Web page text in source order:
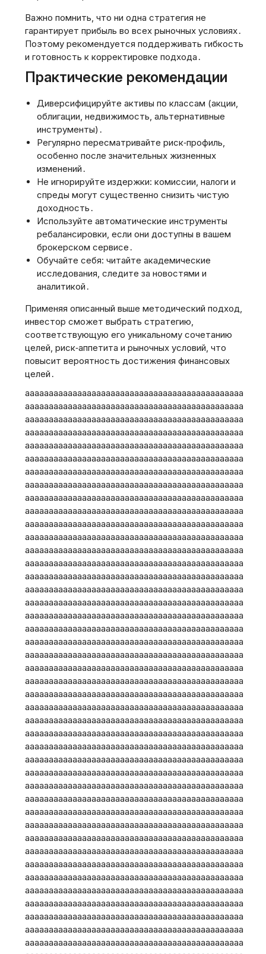
Важно помнить, что ни одна стратегия не
гарантирует прибыль во всех рыночных условиях․
Поэтому рекомендуется поддерживать гибкость
и готовность к корректировке подхода․
Практические рекомендации
Диверсифицируйте активы по классам (акции,
облигации, недвижимость, альтернативные
инструменты)․
Регулярно пересматривайте риск‑профиль,
особенно после значительных жизненных
изменений․
Не игнорируйте издержки: комиссии, налоги и
спреды могут существенно снизить чистую
доходность․
Используйте автоматические инструменты
ребалансировки, если они доступны в вашем
брокерском сервисе․
Обучайте себя: читайте академические
исследования, следите за новостями и
аналитикой․
Применяя описанный выше методический подход,
инвестор сможет выбрать стратегию,
соответствующую его уникальному сочетанию
целей, риск‑аппетита и рыночных условий, что
повысит вероятность достижения финансовых
целей․
aaaaaaaaaaaaaaaaaaaaaaaaaaaaaaaaaaaaaaaaaaaaaaaaaaaaaaaaaaaaaaaaaaaaaaaaaaaaaaaaaaaaaaaaaaaaaaaaaaaaaaaaaaaaaaaaaaaaaaaaaaaaaaaaaaaaaaaaaaaaaaaaaaaaaaaaaaaaaaaaaaaaaaaaaaaaaaaaaaaaaaaaaaaaaaaaaaaaaaaaaaaaaaaaaaaaaaaaaaaaaaaaaaaaaaaaaaaaaaaaaaaaaaaaaaaaaaaaaaaaaaaaaaaaaaaaaaaaaaaaaaaaaaaaaaaaaaaaaaaaaaaaaaaaaaaaaaaaaaaaaaaaaaaaaaaaaaaaaaaaaaaaaaaaaaaaaaaaaaaaaaaaaaaaaaaaaaaaaaaaaaaaaaaaaaaaaaaaaaaaaaaaaaaaaaaaaaaaaaaaaaaaaaaaaaaaaaaaaaaaaaaaaaaaaaaaaaaaaaaaaaaaaaaaaaaaaaaaaaaaaaaaaaaaaaaaaaaaaaaaaaaaaaaaaaaaaaaaaaaaaaaaaaaaaaaaaaaaaaaaaaaaaaaaaaaaaaaaaaaaaaaaaaaaaaaaaaaaaaaaaaaaaaaaaaaaaaaaaaaaaaaaaaaaaaaaaaaaaaaaaaaaaaaaaaaaaaaaaaaaaaaaaaaaaaaaaaaaaaaaaaaaaaaaaaaaaaaaaaaaaaaaaaaaaaaaaaaaaaaaaaaaaaaaaaaaaaaaaaaaaaaaaaaaaaaaaaaaaaaaaaaaaaaaaaaaaaaaaaaaaaaaaaaaaaaaaaaaaaaaaaaaaaaaaaaaaaaaaaaaaaaaaaaaaaaaaaaaaaaaaaaaaaaaaaaaaaaaaaaaaaaaaaaaaaaaaaaaaaaaaaaaaaaaaaaaaaaaaaaaaaaaaaaaaaaaaaaaaaaaaaaaaaaaaaaaaaaaaaaaaaaaaaaaaaaaaaaaaaaaaaaaaaaaaaaaaaaaaaaaaaaaaaaaaaaaaaaaaaaaaaaaaaaaaaaaaaaaaaaaaaaaaaaaaaaaaaaaaaaaaaaaaaaaaaaaaaaaaaaaaaaaaaaaaaaaaaaaaaaaaaaaaaaaaaaaaaaaaaaaaaaaaaaaaaaaaaaaaaaaaaaaaaaaaaaaaaaaaaaaaaaaaaaaaaaaaaaaaaaaaaaaaaaaaaaaaaaaaaaaaaaaaaaaaaaaaaaaaaaaaaaaaaaaaaaaaaaaaaaaaaaaaaaaaaaaaaaaaaaaaaaaaaaaaaaaaaaaaaaaaaaaaaaaaaaaaaaaaaaaaaaaaaaaaaaaaaaaaaaaaaaaaaaaaaaaaaaaaaaaaaaaaaaaaaaaaaaaaaaaaaaaaaaaaaaaaaaaaaaaaaaaaaaaaaaaaaaaaaaaaaaaaaaaaaaaaaaaaaaaaaaaaaaaaaaaaaaaaaaaaaaaaaaaaaaaaaaaaaaaaaaaaaaaaaaaaaaaaaaaaaaaaaaaaaaaaaaaaaaaaaaaaaaaaaaaaaaaaaaaaaaaaaaaaaaaaaaaaaaaaaaaaaaaaaaaaaaaaaaaaaaaaaaaaaaaaaaaaaaaaaaaaaaaaaaaaaaaaaaaaaaaaaaaaaaaaaaaaaaaaaaaaaaaaaaaaaaaaaaaaaaaaaaaaaaaaaaaaaaaaaaaaaaaaaaaaaaaaaaaaaaaaaaaaaaaaaaaaaaaaaaaaaaaaaaaaaaaaaaaaaaaaaaaaaaaaaaaaaaaaaaaaaaaaaaaaaaaaaaaaaaaaaaaaaaaaaaaaaaaaaaaaaaaaaaaaaaaaaaaaaaaaaaaaaaaaaaaaaaaaaaaaaaaaaaaaaaaaaaaaaaaaaaaaaaaaaaaaaaaaaaaaaaaaaaaaaaaaaaaaaaaaaaaaaaaaaaaaaaaaaaaaaaaaaaaaaaaaaaaaaaaaaaaaaaaaaaaaaaaaaaaaaaaaaaaaaaaaaaaaaaaaaaaaaaaaaaaaaaaaaaaaaaaaaaaaaaaaaaaaaaaaaaaaaaaaaaaaaaaaaaaaaaaaaaaaaaaaaaaaaaaaaaaaaaaaaaaaaaaaaaaaaaaaaaaaaaaaaaaaaaaaaaaaaaaaaaaaaaaaaaaaaaaaaaaaaaaaaaaaaaaaaaaaaaaaaaaaaaaaaaaaaaaaaaaaaaaaaaaaaaaaaaaaaaaaaaaaaaaaaaaaaaaaaaaaaaaaaaaaaaaaaaaaaaaaaaaaaaaaaaaaaaaaaaaaaaaaaaaaaaaaaaaaaaaaaaaaaaaaaaaaaaaaaaaaaaaaaaaaaaaaaaaaaaaaaaaaaaaaaaaaaaaaaaaaaaaaaaaaaaaaaaaaaaaaaaaaaaaaaaaaaaaaaaaaaaaaaaaaaaaaaaaaaaaaaaaaaaaaaaaaaaaaaaaaaaaaaaaaaaaaaaaaaaaaaaaaaaaaaaaaaaaaaaaaaaaaaaaaaaaaaaaaaaaaaaaaaaaaaaaaaaaaaaaaaaaaaaaaaaaaaaaaaaaaaaaaaaaaaaaaaaaaaaaaaaaaaaaaaaaaaaaaaaaaaaaaaaaaaaaaaaaaaaaaaaaaaaaaaaaaaaaaaaaaaaaaaaaaaaaaaaaaaaaaaaaaaaaaaaaaaaaaaaaaaaaaaaaaaaaaaaaaaaaaaaaaaaaaaaaaaaaaaaaaaaaaaaaaaaaaaaaaaaaaaaaaaaaaaaaaaaaaaaaaaaaaaaaaaaaaaaaaaaaaaaaaaaaaaaaaaaaaaaaaaaaaaaaaaaaaaaaaaaaaaaaaaaaaaaaaaaaaaaaaaaaaaaaaaaaaaaaaaaaaaaaaaaaaaaaaaaaaaaaaaaaaaaaaaaaaaaaaaaaaaaaaaaaaaaaaaaaaaaaaaaaaaaaaaaaaaaaaaaaaaaaaaaaaaaaaaaaaaaaaaaaaaaaaaaaaaaaaaaaaaaaaaaaaaaaaaaaaaaaaaaaaaaaaaaaaaaaaaaaaaaaaaaaaaaaaaaaaaaaaaaaaaaaaaaaaaaaaaaaaaaaaaaaaaaaaaaaaaaaaaaaaaaaaaaaaaaaaaaaaaaaaaaaaaaaaaaaaaaaaaaaaaaaaaaaaaaaaaaaaaaaaaaaaaaaaaaaaaaaaaaaaaaaaaaaaaaaaaaaaaaaaaaaaaaaaaaaaaaaaaaaaaaaaaaaaaaaaaaaaaaaaaaaaaaaaaaaaaaaaaaaaaaaaaaaaaaaaaaaaaaaaaaaaaaaaaaaaaaaaaaaaaaaaaaaaaaaaaaaaaaaaaaaaaaaaaaaaaaaaaaaaaaaaaaaaaaaaaaaaaaaaaaaaaaaaaaaaaaaaaaaaaaaaaaaaaaaaaaaaaaaaaaaaaaaaaaaaaaaaaaaaaaaaaaaaaaaaaaaaaaaaaaaaaaaaaaaaaaaaaaaaaaaaaaaaaaaaaaaaaaaaaaaaaaaaaaaaaaaaaaaaaaaaaaaaaaaaaaaaaaaaaaaaaaaaaaaaaaaaaaaaaaaaaaaaaaaaaaaaaaaaaaaaaaaaaaaaaaaaaaaaaaaaaaaaaaaaaaaaaaaaaaaaaaaaaaaaaaaaaaaaaaaaaaaaaaaaaaaaaaaaaaaaaaaaaaaaaaaaaaaaaaaaaaaaaaaaaaaaaaaaaaaaaaaaaaaaaaaaaaaaaaaaaaaaaaaaaaaaaaaaaaaaaaaaaaaaaaaaaaaaaaaaaaaaaaaaaaaaaaaaaaaaaaaaaaaaaaaaaaaaaaaaaaaaaaaaaaaaaaaaaaaaaaaaaaaaaaaaaaaaaaaaaaaaaaaaaaaaaaaaaaaaaaaaaaaaaaaaaaaaaaaaaaaaaaaaaaaaaaaaaaaaaaaaaaaaaaaaaaaaaaaaaaaaaaaaaaaaaaaaaaaaaaaaaaaaaaaaaaaaaaaaaaaaaaaaaaaaaaaaaaaaaaaaaaaaaaaaaaaaaaaaaaaaaaaaaaaaaaaaaaaaaaaaaaaaaaaaaaaaaaaaaaaaaaaaaaaaaaaaaaaaaaaaaaaaaaaaaaaaaaaaaaaaaaaaaaaaaaaaaaaaaaaaaaaaaaaaaaaaaaaaaaaaaaaaaaaaaaaaaaaaaaaaaaaaaaaaaaaaaaaaaaaaaaaaaaaaaaaaaaaaaaaaaaaaaaaaaaaaaaaaaaaaaaaaaaaaaaaaaaaaaaaaaaaaaaaaaaaaaaaaaaaaaaaaaaaaaaaaaaaaaaaaaaaaaaaaaaaaaaaaaaaaaaaaaaaaaaaaaaaaaaaaaaaaaaaaaaaaaaaaaaaaaaaaaaaaaaaaaaaaaaaaaaaaaaaaaaaaaaaaaaaaaaaaaaaaaaaaaaaaaaaaaaaaaaaaaaaaaaaaaaaaaaaaaaaaaaaaaaaaaaaaaaaaaaaaaaaaaaaaaaaaaaaaaaaaaaaaaaaaaaaaaaaaaaaaaaaaaaaaaaaaaaaaaaaaaaaaaaaaaaaaaaaaaaaaaaaaaaaaaaaaaaaaaaaaaaaaaaaaaaaaaaaaaaaaaaaaaaaaaaaaaaaaaaaaaaaaaaaaaaaaaaaaaaaaaaaaaaaaaaaaaaaaaaaaaaaaaaaaaaaaaaaaaaaaaaaaaaaaaaaaaaaaaaaaaaaaaaaaaaaaaaaaaaaaaaaaaaaaaaaaaaaaaaaaaaaaaaaaaaaaaaaaaaaaaaaaaaaaaaaaaaaaaaaaaaaaaaaaaaaaaaaaaaaaaaaaaaaaaaaaaaaaaaaaaaaaaaaaaaaaaaaaaaaaaaaaaaaaaaaaaaaaaaaaaaaaaaaaaaaaaaaaaaaaaaaaaaaaaaaaaaaaaaaaaaaaaaaaaaaaaaaaaaaaaaaaaaaaaaaaaaaaaaaaaaaaaaaaaaaaaaaaaaaaaaaaaaaaaaaaaaaaaaaaaaaaaaaaaaaaaaaaaaaaaaaaaaaaaaaaaaaaaaaaaaaaaaaaaaaaaaaaaaaaaaaaaaaaaaaaaaaaaaaaaaaaaaaaaaaaaaaaaaaaaaaaaaaaaaaaaaaaaaaaaaaaaaaaaaaaaaaaaaaaaaaaaaaaaaaaaaaaaaaaaaaaaaaaaaaaaaaaaaaaaaaaaaaaaaaaaaaaaaaaaaaaaaaaaaaaaaaaaaaaaaaaaaaaaaaaaaaaaaaaaaaaaaaaaaaaaaaaaaaaaaaaaaaaaaaaaaaaaaaaaaaaaaaaaaaaaaaaaaaaaaaaaaaaaaaaaaaaaaaaaaaaaaaaaaaaaaaaaaaaaaaaaaaaaaaaaaaaaaaaaaaaaaaaaaaaaaaaaaaaaaaaaaaaaaaaaaaaaaaaaaaaaaaaaaaaaaaaaaaaaaaaaaaaaaaaaaaaaaaaaaaaaaaaaaaaaaaaaaaaaaaaaaaaaaaaaaaaaaaaaaaaaaaaaaaaaaaaaaaaaaaaaaaaaaaaaaaaaaaaaaaaaaaaaaaaaaaaaaaaaaaaaaaaaaaaaaaaaaaaaaaaaaaaaaaaaaaaaaaaaaaaaaaaaaaaaaaaaaaaaaaaaaaaaaaaaaaaaaaaaaaaaaaaaaaaaaaaaaaaaaaaaaaaaaaaaaaaaaaaaaaaaaaaaaaaaaaaaaaaaaaaaaaaaaaaaaaaaaaaaaaaaaaaaaaaaaaaaaaaaaaaaaaaaaaaaaaaaaaaaaaaaaaaaaaaaaaaaaaaaaaaaaaaaaaaaaaaaaaaaaaaaaaaaaaaaaaaaaaaaaaaaaaaaaaaaaaaaaaaaaaaaaaaaaaaaaaaaaaaaaaaaaaaaaaaaaaaaaaaaaaaaaaaaaaaaaaaaaaaaaaaaaaaaaaaaaaaaaaaaaaaaaaaaaaaaaaaaaaaaaaaaaaaaaaaaaaaaaaaaaaaaaaaaaaaaaaaaaaaaaaaaaaaaaaaaaaaaaaaaaaaaaaaaaaaaaaaaaaaaaaaaaaaaaaaaaaaaaaaaaaaaaaaaaaaaaaaaaaaaaaaaaaaaaaaaaaaaaaaaaaaaaaaaaaaaaaaaaaaaaaaaaaaaaaaaaaaaaaaaaaaaaaaaaaaaaaaaaaaaaaaaaaaaaaaaaaaaaaaaaaaaaaaaaaaaaaaaaaaaaaaaaaaaaaaaaaaaaaaaaaaaaaaaaaaaaaaaaaaaaaaaaaaaaaaaaaaaaaaaaaaaaaaaaaaaaaaaaaaaaaaaaaaaaaaaaaaaaaaaaaaaaaaaaaaaaaaaaaaaaaaaaaaaaaaaaaaaaaaaaaaaaaaaaaaaaaaaaaaaaaaaaaaaaaaaaaaaaaaaaaaaaaaaaaaaaaaaaaaaaaaaaaaaaaaaaaaaaaaaaaaaaaaaaaaaaaaaaaaaaaaaaaaaaaaaaaaaaaaaaaaaaaaaaaaaaaaaaaaaaaaaaaaaaaaaaaaaaaaaaaaaaaaaaaaaaaaaaaaaaaaaaaaaaaaaaaaaaaaaaaaaaaaaaaaaaaaaaaaaaaaaaaaaaaaaaaaaaaaaaaaaaaaaaaaaaaaaaaaaaaaaaaaaaaaaaaaaaaaaaaaaaaaaaaaaaaaaaaaaaaaaaaaaaaaaaaaaaaaaaaaaaaaaaaaaaaaaaaaaaaaaaaaaaaaaaaaaaaaaaaaaaaaaaaaaaaaaaaaaaaaaaaaaaaaaaaaaaaaaaaaaaaaaaaaaaaaaaaaaaaaaaaaaaaaaaaaaaaaaaaaaaaaaaaaaaaaaaaaaaaaaaaaaaaaaaaaaaaaaaaaaaaaaaaaaaaaaaaaaaaaaaaaaaaaaaaaaaaaaaaaaaaaaaaaaaaaaaaaaaaaaaaaaaaaaaaaaaaaaaaaaaaaaaaaaaaaaaaaaaaaaaaaaaaaaaaaaaaaaaaaaaaaaaaaaaaaaaaaaaaaaaaaaaaaaaaaaaaaaaaaaaaaaaaaaaaaaaaaaaaaaaaaaaaaaaaaaaaaaaaaaaaaaaaaaaaaaaaaaaaaaaaaaaaaaaaaaaaaaaaaaaaaaaaaaaaaaaaaaaaaaaaaaaaaaaaaaaaaaaaaaaaaaaaaaaaaaaaaaaaaaaaaaaaaaaaaaaaaaaaaaaaaaaaaaaaaaaaaaaaaaaaaaaaaaaaaaaaaaaaaaaaaaaaaaaaaaaaaaaaaaaaaaaaaaaaaaaaaaaaaaaaaaaaaaaaaaaaaaaaaaaaaaaaaaaaaaaaaaaaaaaaaaaaaaaaaaaaaaaaaaaaaaaaaaaaaaaaaaaaaaaaaaaaaaaaaaaaaaaaaaaaaaaaaaaaaaaaaaaaaaaaaaaaaaaaaaaaaaaaaaaaaaaaaaaaaaaaaaaaaaaaaaaaaaaaaaaaaaaaaaaaaaaaaaaaaaaaaaaaaaaaaaaaaaaaaaaaaaaaaaaaaaaaaaaaaaaaaaaaaaaaaaaaaaaaaaaaaaaaaaaaaaaaaaaaaaaaaaaaaaaaaaaaaaaaaaaaaaaaaaaaaaaaaaaaaaaaaaaaaaaaaaaaaaaaaaaaaaaaaaaaaaaaaaaaaaaaaaaaaaaaaaaaaaaaaaaaaaaaaaaaaaaaaaaaaaaaaaaaaaaaaaaaaaaaaaaaaaaaaaaaaaaaaaaaaaaaaaaaaaaaaaaaaaaaaaaaaaaaaaaaaaaaaaaaaaaaaaaaaaaaaaaaaaaaaaaaaaaaaaaaaaaaaaaaaaaaaaaaaaaaaaaaaaaaaaaaaaaaaaaaaaaaaaaaaaaaaaaaaaaaaaaaaaaaaaaaaaaaaaaaaaaaaaaaaaaaaaaaaaaaaaaaaaaaaaaaaaaaaaaaaaaaaaaaaaaaaaaaaaaaaaaaaaaaaaaaaaaaaaaaaaaaaaaaaaaaaaaaaaaaaaaaaaaaaaaaaaaaaaaaaaaaaaaaaaaaaaaaaaaaaaaaaaaaaaaaaaaaaaaaaaaaaaaaaaaaaaaaaaaaaaaaaaaaaaaaaaaaaaaaaaaaaaaaaaaaaaaaaaaaaaaaaaaaaaaaaaaaaaaaaaaaaaaaaaaaaaaaaaaaaaaaaaaaaaaaaaaaaaaaaaaaaaaaaaaaaaaaaaaaaaaaaaaaaaaaaaaaaaaaaaaaaaaaaaaaaaaaaaaaaaaaaaaaaaaaaaaaaaaaaaaaaaaaaaaaaaaaaaaaaaaaaaaaaaaaaaaaaaaaaaaaaaaaaaaaaaaaaaaaaaaaaaaaaaaaaaaaaaaaaaaaaaaaaaaaaaaaaaaaaaaaaaaaaaaaaaaaaaaaaaaaaaaaaaaaaaaaaaaaaaaaaaaaaaaaaaaaaaaaaaaaaaaaaaaaaaaaaaaaaaaaaaaaaaaaaaaaaaaaaaaaaaaaaaaaaaaaaaaaaaaaaaaaaaaaaaaaaaaaaaaaaaaaaaaaaaaaaaaaaaaaaaaaaaaaaaaaaaaaaaaaaaaaaaaaaaaaaaaaaaaaaaaaaaaaaaaaaaaaaaaaaaaaaaaaaaaaaaaaaaaaaaaaaaaaaaaaaaaaaaaaaaaaaaaaaaaaaaaaaaaaaaaaaaaaaaaaaaaaaaaaaaaaaaaaaaaaaaaaaaaaaaaaaaaaaaaaaaaaaaaaaaaaaaaaaaaaaaaaaaaaaaaaaaaaaaaaaaaaaaaaaaaaaaaaaaaaaaaaaaaaaaaaaaaaaaaaaaaaaaaaaaaaaaaaaaaaaaaaaaaaaaaaaaaaaaaaaaaaaaaaaaaaaaaaaaaaaaaaaaaaaaaaaaaaaaaaaaaaaaaaaaaaaaaaaaaaaaaaaaaaaaaaaaaaaaaaaaaaaaaaaaaaaaaaaaaaaaaaaaaaaaaaaaaaaaaaaaaaaaaaaaaaaaaaaaaaaaaaaaaaaaaaaaaaaaaaaaaaaaaaaaaaaaaaaaaaaaaaaaaaaaaaaaaaaaaaaaaaaaaaaaaaaaaaaaaaaaaaaaaaaaaaaaaaaaaaaaaaaaaaaaaaaaaaaaaaaaaaaaaaaaaaaaaaaaaaaaaaaaaaaaaaaaaaaaaaaaaaaaaaaaaaaaaaaaaaaaaaaaaaaaaaaaaaaaaaaaaaaaaaaaaaaaaaaaaaaaaaaaaaaaaaaaaaaaaaaaaaaaaaaaaaaaaaaaaaaaaaaaaaaaaaaaaaaaaaaaaaaaaaaaaaaaaaaaaaaaaaaaaaaaaaaaaaaaaaaaaaaaaaaaaaaaaaaaaaaaaaaaaaaaaaaaaaaaaaaaaaaaaaaaaaaaaaaaaaaaaaaaaaaaaaaaaaaaaaaaaaaaaaaaaaaaaaaaaaaaaaaaaaaaaaaaaaaaaaaaaaaaaaaaaaaaaaaaaaaaaaaaaaaaaaaaaaaaaaaaaaaaaaaaaaaaaaaaaaaaaaaaaaaaaaaaaaaaaaaaaaaaaaaaaaaaaaaaaaaaaaaaaaaaaaaaaaaaaaaaaaaaaaaaaaaaaaaaaaaaaaaaaaaaaaaaaaaaaaaaaaaaaaaaaaaaaaaaaaaaaaaaaaaaaaaaaaaaaaaaaaaaaaaaaaaaaaaaaaaaaaaaaaaaaaaaaaaaaaaaaaaaaaaaaaaaaaaaaaaaaaaaaaaaaaaaaaaaaaaaaaaaaaaaaaaaaaaaaaaaaaaaaaaaaaaaaaaaaaaaaaaaaaaaaaaaaaaaaaaaaaaaaaaaaaaaaaaaaaaaaaaaaaaaaaaaaaaaaaaaaaaaaaaaaaaaaaaaaaaaaaaaaaaaaaaaaaaaaaaaaaaaaaaaaaaaaaaaaaaaaaaaaaaaaaaaaaaaaaaaaaaaaaaaaaaaaaaaaaaaaaaaaaaaaaaaaaaaaaaaaaaaaaaaaaaaaaaaaaaaaaaaaaaaaaaaaaaaaaaaaaaaaaaaaaaaaaaaaaaaaaaaaaaaaaaaaaaaaaaaaaaaaaaaaaaaaaaaaaaaaaaaaaaaaaaaaaaaaaaaaaaaaaaaaaaaaaaaaaaaaaaaaaaaaaaaaaaaaaaaaaaaaaaaaaaaaaaaaaaaaaaaaaaaaaaaaaaaaaaaaaaaaaaaaaaaaaaaaaaaaaaaaaaaaaaaaaaaaaaaaaaaaaaaaaaaaaaaaaaaaaaaaaaaaaaaaaaaaaaaaaaaaaaaaaaaaaaaaaaaaaaaaaaaaaaaaaaaaaaaaaaaaaaaaaaaaaaaaaaaaaaaaaaaaaaaaaaaaaaaaaaaaaaaaaaaaaaaaaaaaaaaaaaaaaaaaaaaaaaaaaaaaaaaaaaaaaaaaaaaaaaaaaaaaaaaaaaaaaaaaa